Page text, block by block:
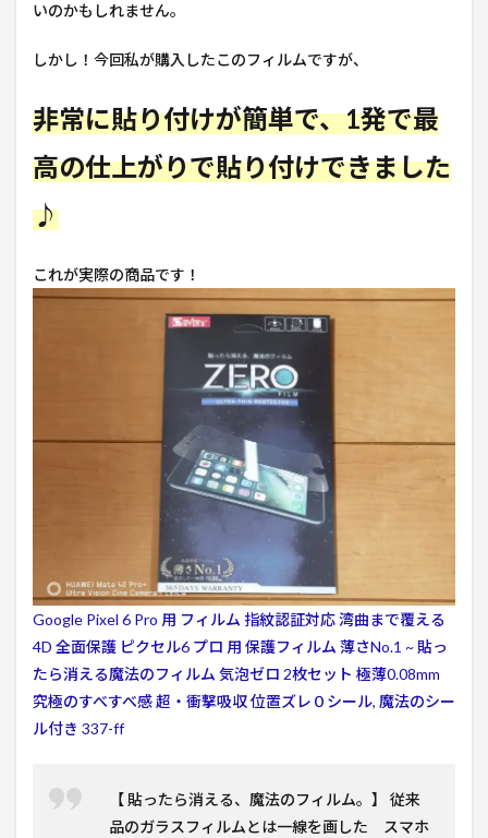
いのかもしれません。
しかし！今回私が購入したこのフィルムですが、
非常に貼り付けが簡単で、1発で最
高の仕上がりで貼り付けできました
♪
これが実際の商品です！
Google Pixel 6 Pro 用 フィルム 指紋認証対応 湾曲まで覆える
4D 全面保護 ピクセル6 プロ 用 保護フィルム 薄さNo.1 ~ 貼っ
たら消える魔法のフィルム 気泡ゼロ 2枚セット 極薄0.08mm
究極のすべすべ感 超・衝撃吸収 位置ズレ０シール, 魔法のシー
ル付き 337-ff
【 貼ったら消える、魔法のフィルム。】 従来
品のガラスフィルムとは一線を画した スマホ